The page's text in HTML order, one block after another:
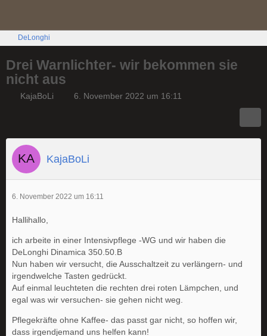
DeLonghi
Drei Warnlichter- wir bekommen sie
nicht aus
KajaBoLi 6. November 2022 um 16:11
KajaBoLi
6. November 2022 um 16:11
Hallihallo,
ich arbeite in einer Intensivpflege -WG und wir haben die
DeLonghi Dinamica 350.50.B
Nun haben wir versucht, die Ausschaltzeit zu verlängern- und
irgendwelche Tasten gedrückt.
Auf einmal leuchteten die rechten drei roten Lämpchen, und
egal was wir versuchen- sie gehen nicht weg.
Pflegekräfte ohne Kaffee- das passt gar nicht, so hoffen wir,
dass irgendjemand uns helfen kann!